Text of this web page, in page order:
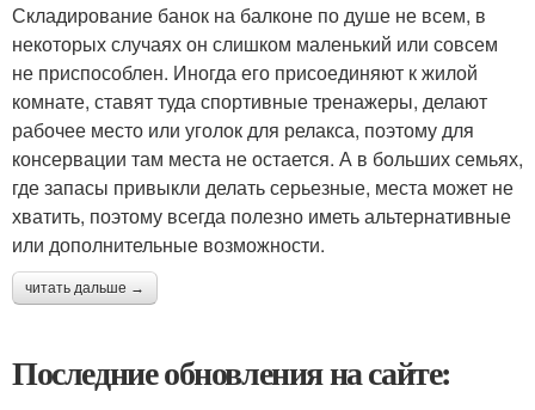
Складирование банок на балконе по душе не всем, в
некоторых случаях он слишком маленький или совсем
не приспособлен. Иногда его присоединяют к жилой
комнате, ставят туда спортивные тренажеры, делают
рабочее место или уголок для релакса, поэтому для
консервации там места не остается. А в больших семьях,
где запасы привыкли делать серьезные, места может не
хватить, поэтому всегда полезно иметь альтернативные
или дополнительные возможности.
читать дальше →
Последние обновления на сайте: